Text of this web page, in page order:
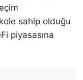
sahip olduğu
piyasasına